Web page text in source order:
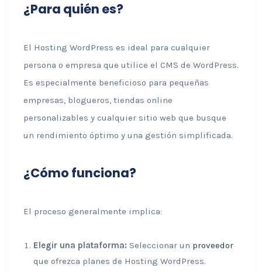
¿Para quién es?
El Hosting WordPress es ideal para cualquier
persona o empresa que utilice el CMS de WordPress.
Es especialmente beneficioso para pequeñas
empresas, blogueros, tiendas online
personalizables y cualquier sitio web que busque
un rendimiento óptimo y una gestión simplificada.
¿Cómo funciona?
El proceso generalmente implica:
Elegir una plataforma: Seleccionar un proveedor
que ofrezca planes de Hosting WordPress.